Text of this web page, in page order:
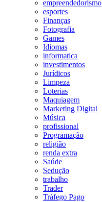
empreendedorismo
esportes
Finanças
Fotografia
Games
Idiomas
informatica
investimentos
Jurídicos
Limpeza
Loterias
Maquiagem
Marketing Digital
Música
profissional
Programação
religião
renda extra
Saúde
Sedução
trabalho
Trader
Tráfego Pago